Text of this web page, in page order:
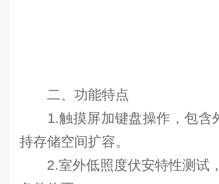
二、功能特点
1.触摸屏加键盘操作，包含
持存储空间扩容。
2.室外低照度伏安特性测试